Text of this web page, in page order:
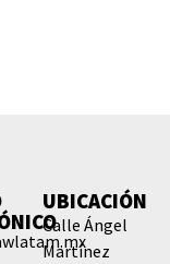
UBICACIÓN
Calle Ángel
Martínez